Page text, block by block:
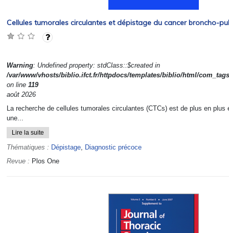
Cellules tumorales circulantes et dépistage du cancer broncho-
Warning: Undefined property: stdClass::$created in
/var/www/vhosts/biblio.ifct.fr/httpdocs/templates/biblio/html/
on line 119
août 2026
La recherche de cellules tumorales circulantes (CTCs) est de plus en plus
une...
Lire la suite
Thématiques : Dépistage, Diagnostic précoce
Revue : Plos One